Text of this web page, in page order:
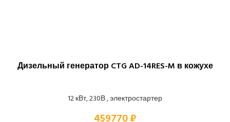
Дизельный генератор CTG AD-14RES-M в кожухе
12 кВт, 230В , электростартер